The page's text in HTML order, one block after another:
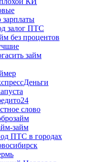
зарплаты
залог ПТС
без процентов
займ
слово
займ
ПТС в городах